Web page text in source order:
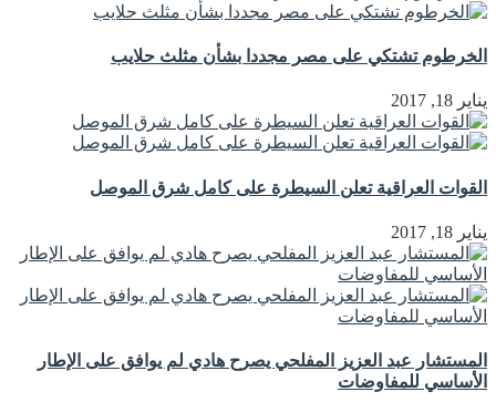
الخرطوم تشتكي على مصر مجددا بشأن مثلث حلايب
يناير 18, 2017
القوات العراقية تعلن السيطرة على كامل شرق الموصل
يناير 18, 2017
المستشار عبد العزيز المفلحي يصرح هادي لم يوافق على الإطار
الأساسي للمفاوضات